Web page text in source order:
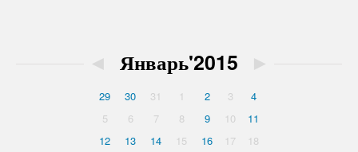
◄ Январь'2015 ►
29 30 31 1 2 3
4
5
6 7 8 9 10
11
12
13 14 15 16 17
18